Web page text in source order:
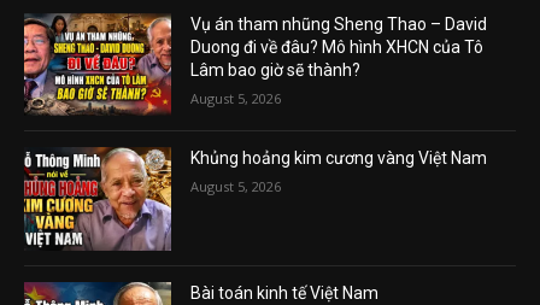
Vụ án tham nhũng Sheng Thao – David
Duong đi về đâu? Mô hình XHCN của Tô
Lâm bao giờ sẽ thành?
August 5, 2026
Khủng hoảng kim cương vàng Việt Nam
August 5, 2026
Bài toán kinh tế Việt Nam